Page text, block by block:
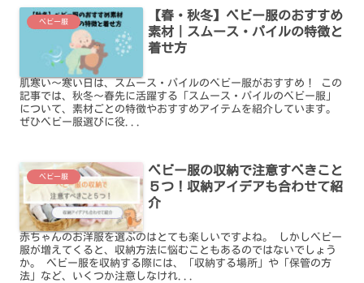
ベビー服
【春・秋冬】ベビー服のおすすめ
素材｜スムース・パイルの特徴と
着せ方
肌寒い～寒い日は、スムース・パイルのベビー服がおすすめ！ この
記事では、秋冬～春先に活躍する「スムース・パイルのベビー服」
について、素材ごとの特徴やおすすめアイテムを紹介しています。
ぜひベビー服選びに役...
ベビー服
ベビー服の収納で注意すべきこと
５つ！収納アイデアも合わせて紹
介
赤ちゃんのお洋服を選ぶのはとても楽しいですよね。 しかしベビー
服が増えてくると、収納方法に悩むこともあるのではないでしょう
か。 ベビー服を収納する際には、「収納する場所」や「保管の方
法」など、いくつか注意しなけれ...